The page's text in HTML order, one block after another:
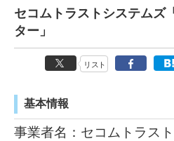
セコムトラストシステムズ
ター」
リスト
基本情報
事業者名：セコムトラス